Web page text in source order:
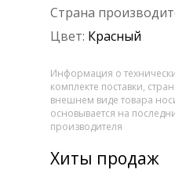
Страна
Цвет: Красный
Информация о
комплекте поставки,
внешнем виде товара
основывается на
производителя
Хиты продаж